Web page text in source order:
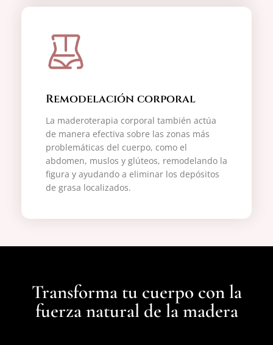
Remodelación corporal
La maderoterapia corporal también actúa
de manera efectiva sobre las zonas más
problemáticas del cuerpo, como el
abdomen, muslos y glúteos, remodelando la
figura y ayudando a eliminar los depósitos
de grasa localizados.
Transforma tu cuerpo con la
fuerza natural de la madera